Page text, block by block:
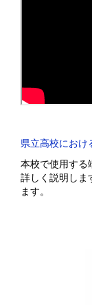
県立高校におけ
本校で使用する
詳しく説明しま
ます。